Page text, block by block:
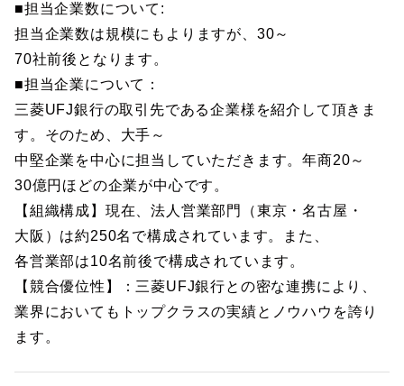
■担当企業数について:
担当企業数は規模にもよりますが、30～
70社前後となります。
■担当企業について：
三菱UFJ銀行の取引先である企業様を紹介して頂きま
す。そのため、大手～
中堅企業を中心に担当していただきます。年商20～
30億円ほどの企業が中心です。
【組織構成】現在、法人営業部門（東京・名古屋・
大阪）は約250名で構成されています。また、
各営業部は10名前後で構成されています。
【競合優位性】：三菱UFJ銀行との密な連携により、
業界においてもトップクラスの実績とノウハウを誇り
ます。